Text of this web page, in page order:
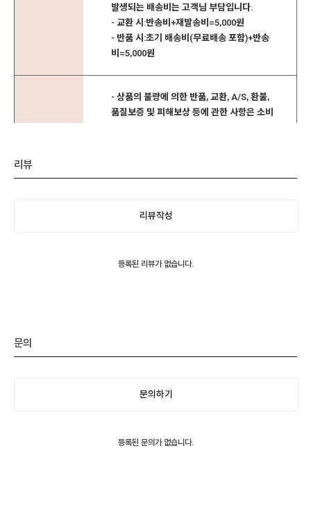
발생되는 배송비는 고객님 부담입니다.
- 교환 시:반송비+재발송비=5,000원
- 반품 시:초기 배송비(무료배송 포함)+반송
비=5,000원
- 상품의 불량에 의한 반품, 교환, A/S, 환불,
품질보증 및 피해보상 등에 관한 사항은 소비
구매계약을 취소할 수 있습니다.
리뷰
리뷰작성
등록된 리뷰가 없습니다.
문의
문의하기
등록된 문의가 없습니다.